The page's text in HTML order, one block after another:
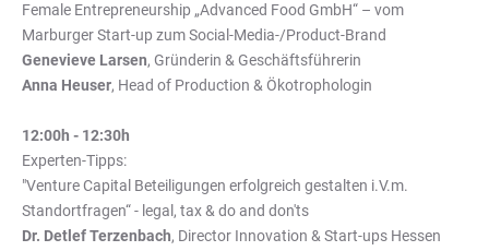
Female Entrepreneurship „Advanced Food GmbH“ – vom
Marburger Start-up zum Social-Media-/Product-Brand
Genevieve Larsen, Gründerin & Geschäftsführerin
Anna Heuser, Head of Production & Ökotrophologin
12:00h - 12:30h
Experten-Tipps:
"Venture Capital Beteiligungen erfolgreich gestalten i.V.m.
Standortfragen“ - legal, tax & do and don'ts
Dr. Detlef Terzenbach, Director Innovation & Start-ups Hessen